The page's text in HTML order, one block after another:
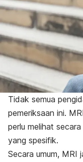
Tidak semua
pemeriksaan ini.
perlu melihat
yang spesifik.
Secara umum, MRI